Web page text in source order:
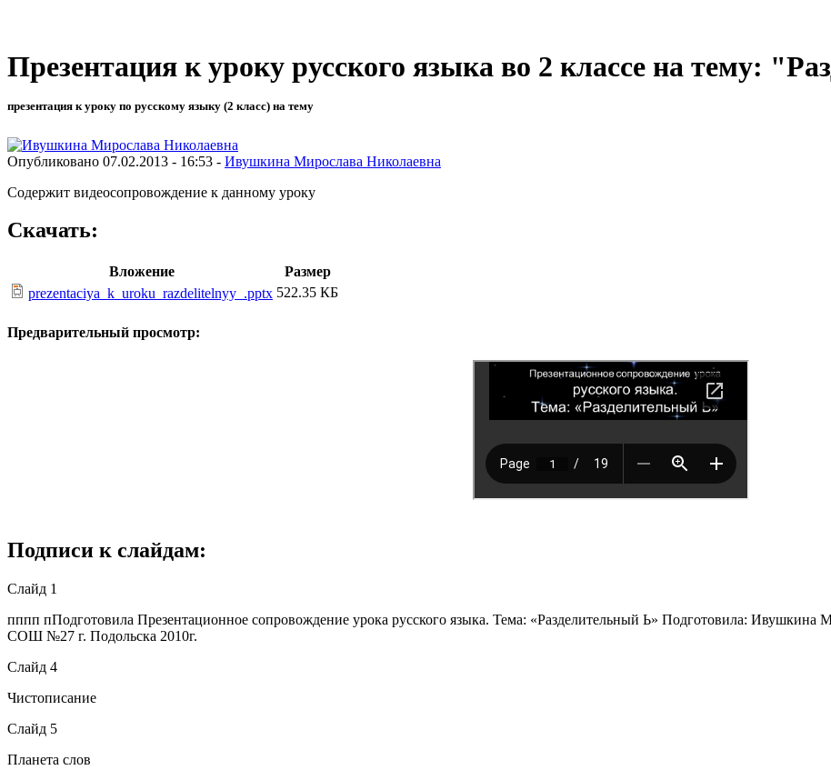
Презентация к уроку русского языка во 2 классе на тему:
презентация к уроку по русскому языку (2 класс) на тему
Опубликовано 07.02.2013 - 16:53 - Ивушкина Мирослава Николаевна
Содержит видеосопровождение к данному уроку
Скачать:
Вложение
Размер
prezentaciya_k_uroku_razdelitelnyy_.pptx 522.35 КБ
Предварительный просмотр:
Подписи к слайдам:
Слайд 1
пппп пПодготовила Презентационное сопровождение урока русского языка. Тема: «Разделительный Ь» Подготовила:
СОШ №27 г. Подольска 2010г.
Слайд 4
Чистописание
Слайд 5
Планета слов